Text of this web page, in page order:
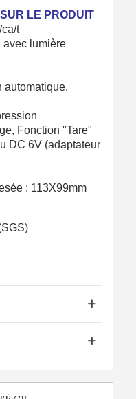
pour 250€ d'achats
30€ d'achats
d'1 minute
des bons d'achat
chaque commande
France Métropolitaine
14 jours
commande
de réduction
d'1 minute
chaque commande
LE PRODUIT
t
avec lumière
automatique.
Fonction "Tare"
DC 6V (adaptateur
: 113X99mm